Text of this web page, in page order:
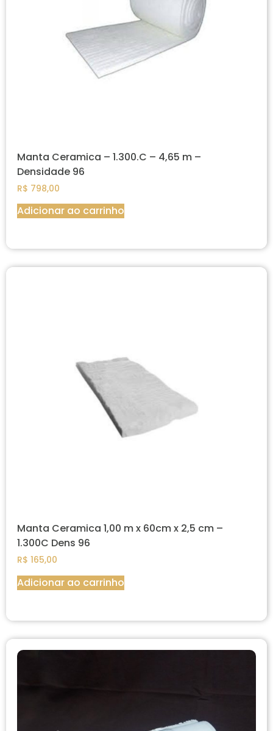
Manta Ceramica – 1.300.C – 4,65 m –
Densidade 96
R$ 798,00
Adicionar ao carrinho
Manta Ceramica 1,00 m x 60cm x 2,5 cm –
1.300C Dens 96
R$ 165,00
Adicionar ao carrinho